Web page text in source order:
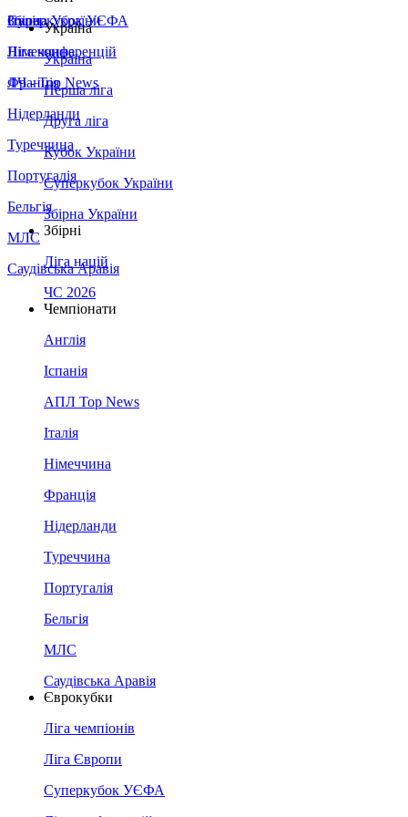
Збірна України
Італія
Німеччина
Франція
Нідерланди
Туреччина
Португалія
Бельгія
МЛС
Саудівська Аравія
Суперкубок УЄФА
Ліга конференцій
ЛЧ - Top News
Україна
Україна
Перша ліга
Друга ліга
Кубок України
Суперкубок України
Збірна України
Збірні
Ліга націй
ЧС 2026
Чемпіонати
Англія
Іспанія
АПЛ Top News
Італія
Німеччина
Франція
Нідерланди
Туреччина
Португалія
Бельгія
МЛС
Саудівська Аравія
Єврокубки
Ліга чемпіонів
Ліга Європи
Суперкубок УЄФА